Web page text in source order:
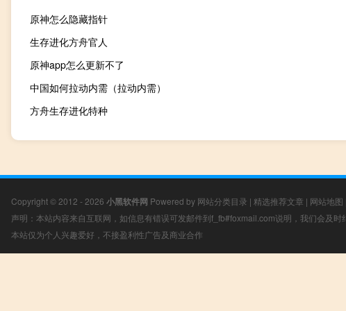
原神怎么隐藏指针
生存进化方舟官人
原神app怎么更新不了
中国如何拉动内需（拉动内需）
方舟生存进化特种
Copyright © 2012 - 2026 小黑软件网 Powered by 网站分类目录 | 精选推荐文章 | 网站地图
声明：本站内容来自互联网，如信息有错误可发邮件到f_fb#foxmail.com说明，我们会及时
本站仅为个人兴趣爱好，不接盈利性广告及商业合作